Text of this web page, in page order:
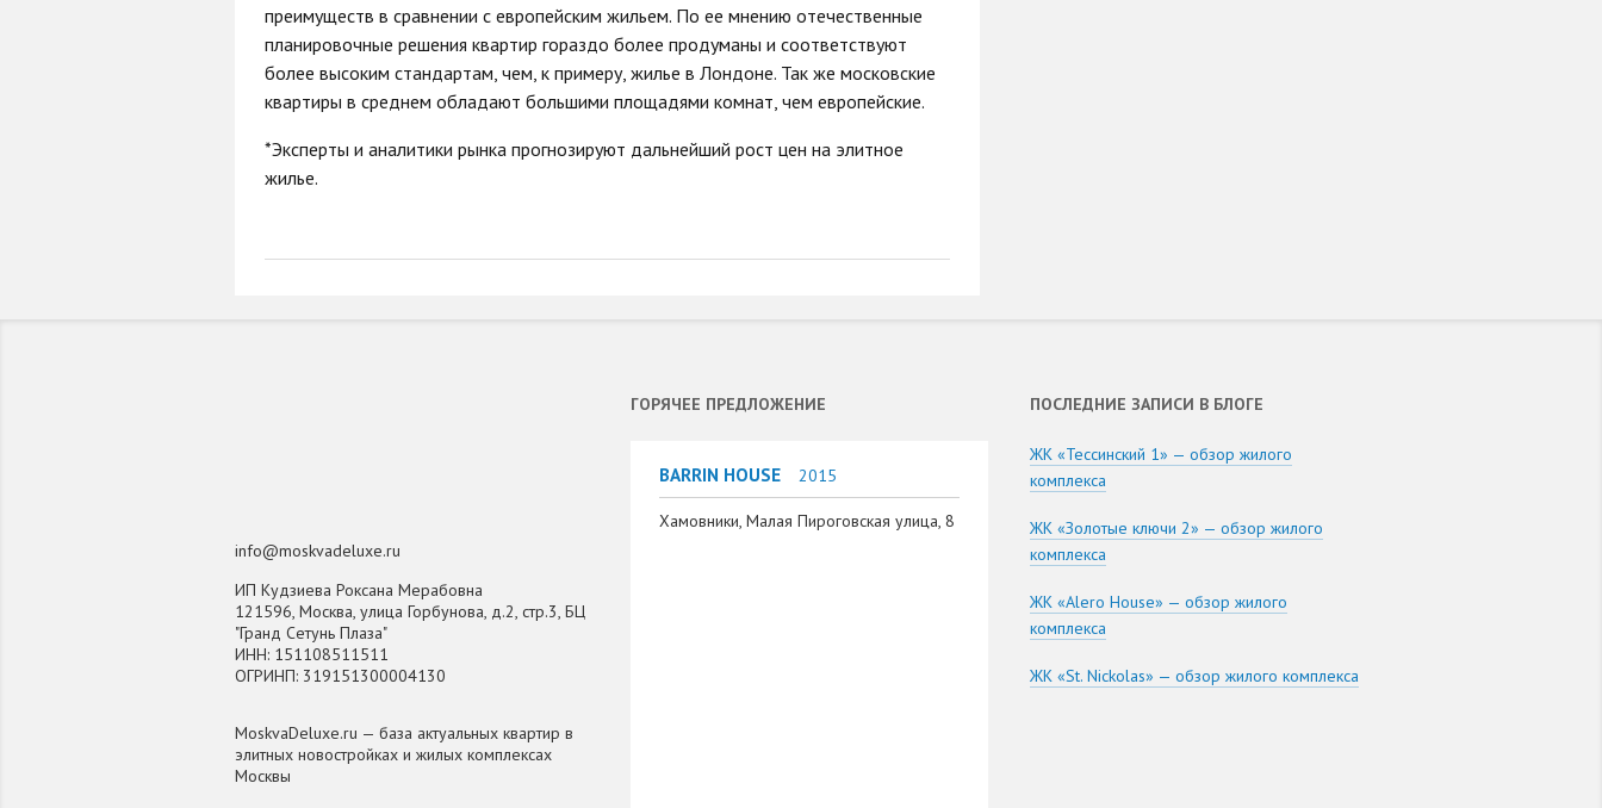
преимуществ в сравнении с европейским жильем. По ее мнению отечественные
планировочные решения квартир гораздо более продуманы и соответствуют
более высоким стандартам, чем, к примеру, жилье в Лондоне. Так же московские
квартиры в среднем обладают большими площадями комнат, чем европейские.
*Эксперты и аналитики рынка прогнозируют дальнейший рост цен на элитное
жилье.
info@moskvadeluxe.ru
ИП Кудзиева Роксана Мерабовна
121596, Москва, улица Горбунова, д.2, стр.3, БЦ
"Гранд Сетунь Плаза"
ИНН: 151108511511
ОГРИНП: 319151300004130
MoskvaDeluxe.ru — база актуальных квартир в
элитных новостройках и жилых комплексах
Москвы
ГОРЯЧЕЕ ПРЕДЛОЖЕНИЕ
BARRIN HOUSE 2015
Хамовники, Малая Пироговская улица, 8
ПОСЛЕДНИЕ ЗАПИСИ В БЛОГЕ
ЖК «Тессинский 1» — обзор жилого
комплекса
ЖК «Золотые ключи 2» — обзор жилого
комплекса
ЖК «Alero House» — обзор жилого
комплекса
ЖК «St. Nickolas» — обзор жилого комплекса